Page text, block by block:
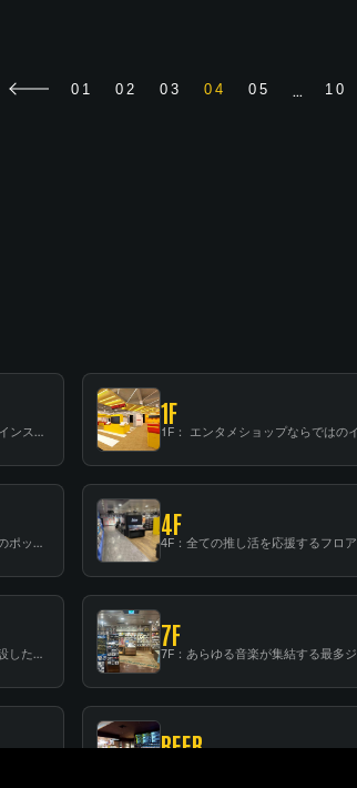
01 02 03 04 05 10
B1F: 数々のアーティストが立った、インストアイベントの聖地！
1F
3F：世界中から注目を集める〈日本のポップカルチャー〉の発信基地！
4F
4F：全ての推し活を応援するフロア
6F：スタンディング・ビアバーを新設した日本最大規模のレコード専門フロア！
7F
BEER